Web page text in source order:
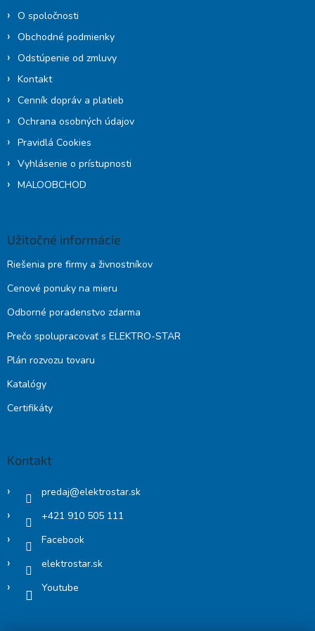
O spoločnosti
Obchodné podmienky
Odstúpenie od zmluvy
Kontakt
Cenník dopráv a platieb
Ochrana osobných údajov
Pravidlá Cookies
Vyhlásenie o prístupnosti
MALOOBCHOD
Užitočné informácie
Riešenia pre firmy a živnostníkov
Cenové ponuky na mieru
Odborné poradenstvo zdarma
Prečo spolupracovať s ELEKTRO-STAR
Plán rozvozu tovaru
Katalógy
Certifikáty
Kontakt
predaj@elektrostar.sk
+421 910 505 111
Facebook
elektrostar.sk
Youtube